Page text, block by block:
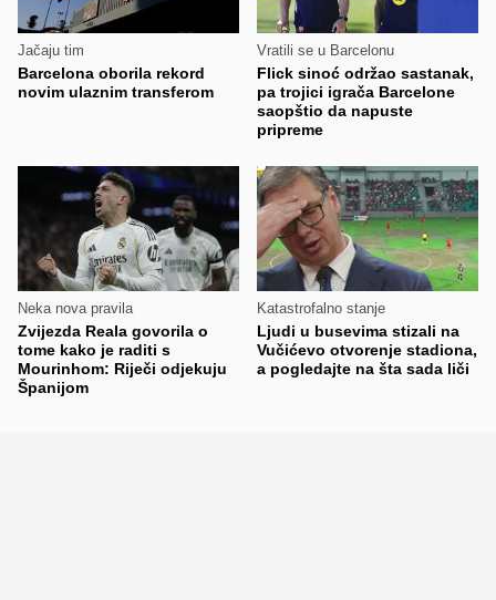
Jačaju tim
Barcelona oborila rekord
novim ulaznim transferom
Vratili se u Barcelonu
Flick sinoć održao sastanak,
pa trojici igrača Barcelone
saopštio da napuste
pripreme
Neka nova pravila
Zvijezda Reala govorila o
tome kako je raditi s
Mourinhom: Riječi odjekuju
Španijom
Katastrofalno stanje
Ljudi u busevima stizali na
Vučićevo otvorenje stadiona,
a pogledajte na šta sada liči